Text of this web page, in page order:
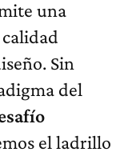
una
Sin
del
el ladrillo